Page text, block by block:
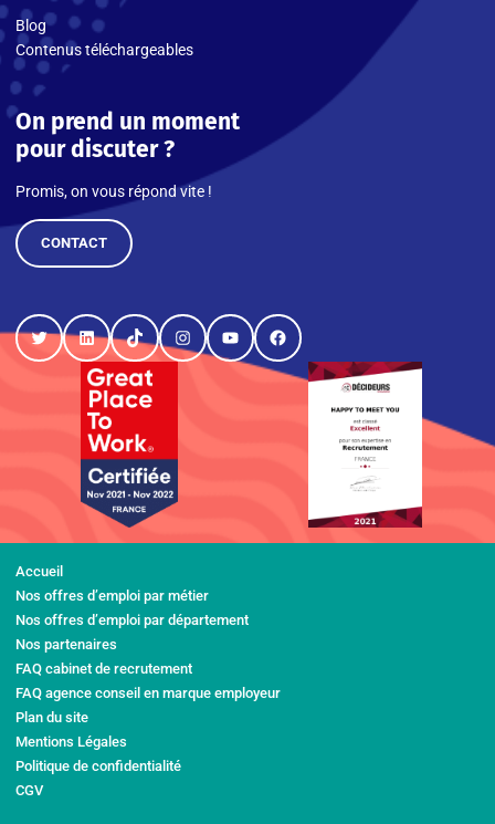
Blog
Contenus téléchargeables
On prend un moment
pour discuter ?
Promis, on vous répond vite !
CONTACT
TwitterLinkedInTikTokInstagram
YouTubeFacebook
Accueil
Nos offres d’emploi par métier
Nos offres d’emploi par département
Nos partenaires
FAQ cabinet de recrutement
FAQ agence conseil en marque employeur
Plan du site
Mentions Légales
Politique de confidentialité
CGV